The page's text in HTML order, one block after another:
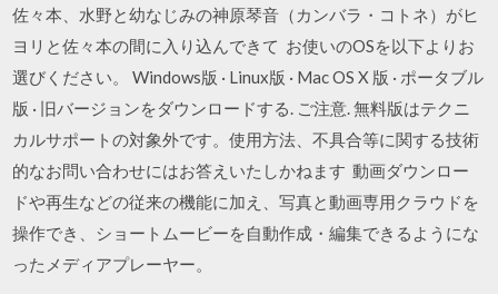
佐々本、水野と幼なじみの神原琴音（カンバラ・コトネ）がヒ
ヨリと佐々本の間に入り込んできて お使いのOSを以下よりお
選びください。 Windows版 · Linux版 · Mac OS X 版 · ポータブル
版 · 旧バージョンをダウンロードする. ご注意. 無料版はテクニ
カルサポートの対象外です。使用方法、不具合等に関する技術
的なお問い合わせにはお答えいたしかねます 動画ダウンロー
ドや再生などの従来の機能に加え、写真と動画専用クラウドを
操作でき、ショートムービーを自動作成・編集できるようにな
ったメディアプレーヤー。